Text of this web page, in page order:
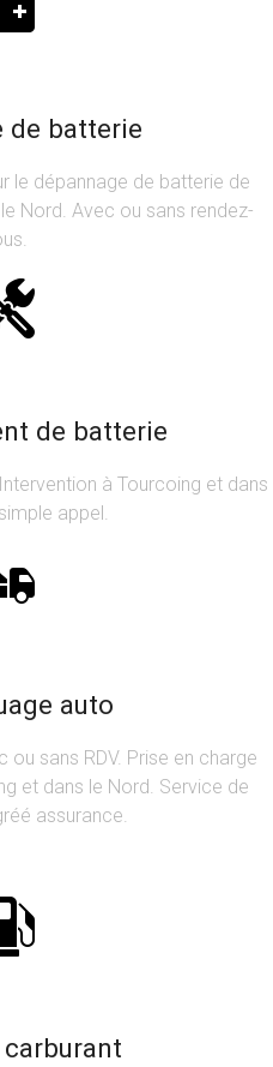
de batterie
le dépannage de batterie de
Nord. Avec ou sans rendez-
de batterie
à Tourcoing et dans
appel.
auto
sans RDV. Prise en charge
et dans le Nord. Service de
assurance.
carburant